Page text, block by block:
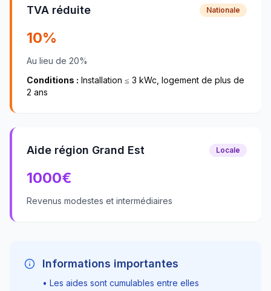
TVA réduite Nationale
10%
Au lieu de 20%
Conditions : Installation ≤ 3 kWc, logement de plus de
2 ans
Aide région Grand Est Locale
1000€
Revenus modestes et intermédiaires
Informations importantes
• Les aides sont cumulables entre elles